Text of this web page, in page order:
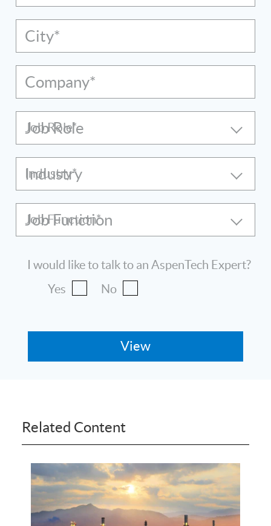
City*
Company*
Job Role
Industry
Job Function
I would like to talk to an AspenTech Expert?
Yes
No
Related Content